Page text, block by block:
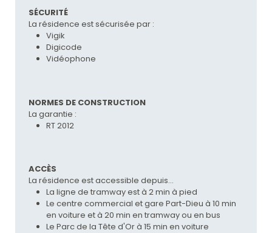
SÉCURITÉ
La résidence est sécurisée par :
Vigik
Digicode
Vidéophone
NORMES DE CONSTRUCTION
La garantie :
RT 2012
ACCÈS
La résidence est accessible depuis...
La ligne de tramway est à 2 min à pied
Le centre commercial et gare Part-Dieu à 10 min
en voiture et à 20 min en tramway ou en bus
Le Parc de la Tête d'Or à 15 min en voiture